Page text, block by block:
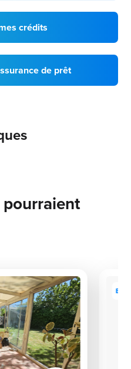
crédits
de prêt